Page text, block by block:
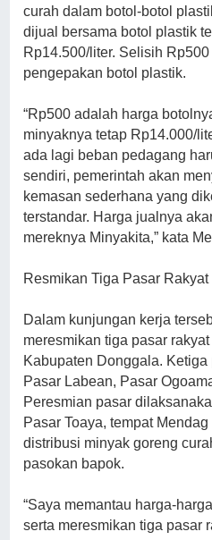
curah dalam botol-botol
dijual bersama botol plastik
Rp14.500/liter. Selisih
pengepakan botol plastik.
“Rp500 adalah harga
minyaknya tetap Rp14.000/
ada lagi beban pedagang
sendiri, pemerintah akan
kemasan sederhana yang
terstandar. Harga jualnya
mereknya Minyakita,” kata
Resmikan Tiga Pasar Rakyat
Dalam kunjungan kerja
meresmikan tiga pasar
Kabupaten Donggala.
Pasar Labean, Pasar
Peresmian pasar
Pasar Toaya, tempat
distribusi minyak goreng
pasokan bapok.
“Saya memantau harga-
serta meresmikan tiga pasar